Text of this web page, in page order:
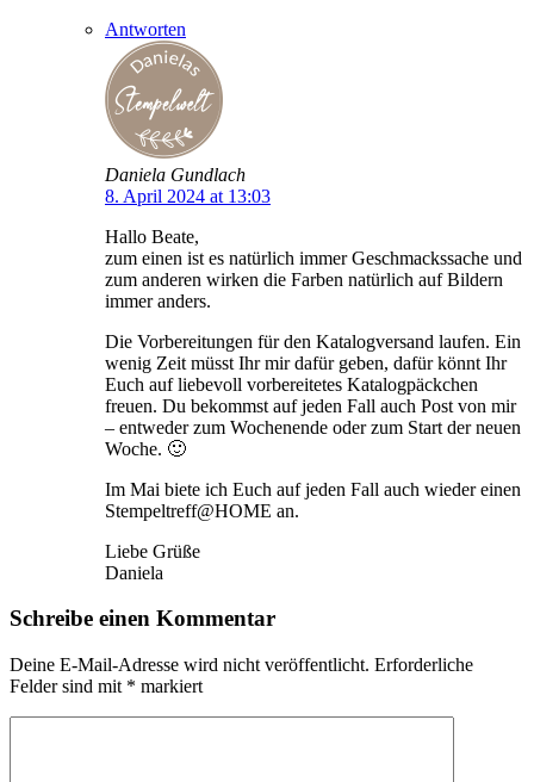
Antworten
Daniela Gundlach
8. April 2024 at 13:03
Hallo Beate,
zum einen ist es natürlich immer Geschmackssache und
zum anderen wirken die Farben natürlich auf Bildern
immer anders.
Die Vorbereitungen für den Katalogversand laufen. Ein
wenig Zeit müsst Ihr mir dafür geben, dafür könnt Ihr
Euch auf liebevoll vorbereitetes Katalogpäckchen
freuen. Du bekommst auf jeden Fall auch Post von mir
– entweder zum Wochenende oder zum Start der neuen
Woche. 🙂
Im Mai biete ich Euch auf jeden Fall auch wieder einen
Stempeltreff@HOME an.
Liebe Grüße
Daniela
Schreibe einen Kommentar
Deine E-Mail-Adresse wird nicht veröffentlicht. Erforderliche
Felder sind mit * markiert